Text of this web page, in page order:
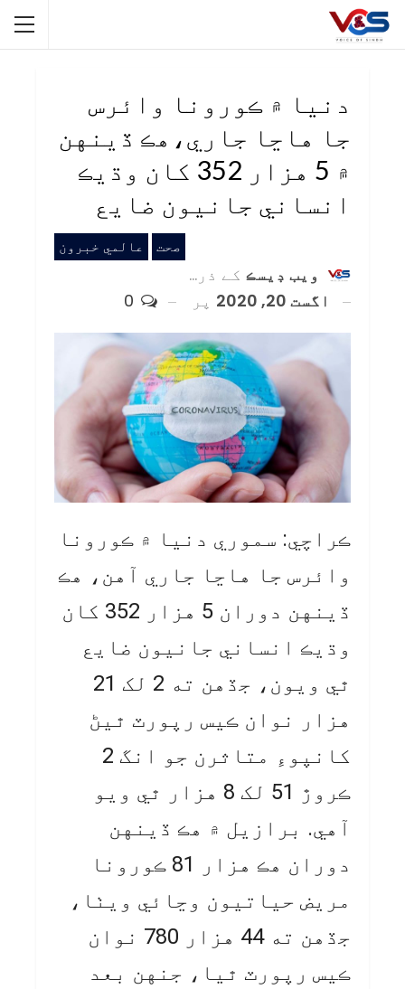
دنيا ۾ ڪورونا وائرس
جا هاڃا جاري،هڪ ڏينهن
۾ 5 هزار 352 کان وڌيڪ
انساني جانيون ضايع
صحت عالمي خبرون
ويب ڊيسڪ کے ذریعہ
اگست 20, 2020
پر
ڪراچي: سموري دنيا ۾ ڪورونا
وائرس جا هاڃا جاري آهن، هڪ
ڏينهن دوران 5 هزار 352 کان
وڌيڪ انساني جانيون ضايع
ٿي ويون، جڏهن ته 2 لک 21
هزار نوان ڪيس رپورٽ ٿيڻ
کانپوءِ متاثرن جو انگ 2
ڪروڙ 51 لک 8 هزار ٿي ويو
آهي. برازيل ۾ هڪ ڏينهن
دوران هڪ هزار 81 ڪورونا
مريض حياتيون وڃائي ويٺا،
جڏهن ته 44 هزار 780 نوان
ڪيس رپورٽ ٿيا، جنهن بعد